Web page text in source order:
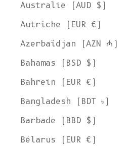
Australie (AUD $)
Autriche (EUR €)
Azerbaïdjan (AZN ₼)
Bahamas (BSD $)
Bahreïn (EUR €)
Bangladesh (BDT ৳)
Barbade (BBD $)
Bélarus (EUR €)